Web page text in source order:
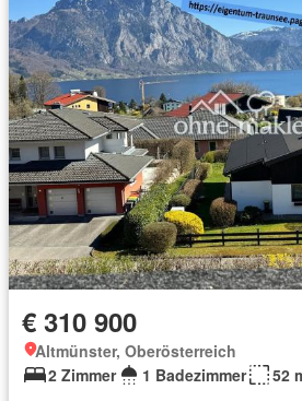
€ 310 900
Altmünster, Oberösterreich
2 Zimmer
1 Badezimmer 52